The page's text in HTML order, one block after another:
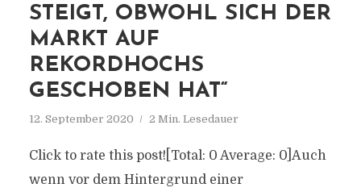
STEIGT, OBWOHL SICH DER
MARKT AUF
REKORDHOCHS
GESCHOBEN HAT“
12. September 2020 2 Min. Lesedauer
Click to rate this post![Total: 0 Average: 0]Auch
wenn vor dem Hintergrund einer